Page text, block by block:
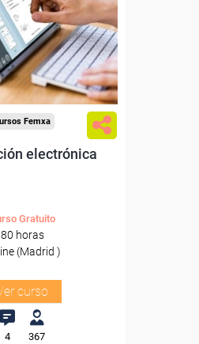
y
de Madrid.
los sectores.
Femxa
electrónica
Gratuito
80 horas
(Madrid )
curso
4 367